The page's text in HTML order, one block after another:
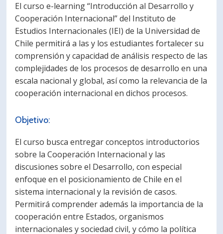
El curso e-learning “Introducción al Desarrollo y
Cooperación Internacional” del Instituto de
Estudios Internacionales (IEI) de la Universidad de
Chile permitirá a las y los estudiantes fortalecer su
comprensión y capacidad de análisis respecto de las
complejidades de los procesos de desarrollo en una
escala nacional y global, así como la relevancia de la
cooperación internacional en dichos procesos.
Objetivo:
El curso busca entregar conceptos introductorios
sobre la Cooperación Internacional y las
discusiones sobre el Desarrollo, con especial
enfoque en el posicionamiento de Chile en el
sistema internacional y la revisión de casos.
Permitirá comprender además la importancia de la
cooperación entre Estados, organismos
internacionales y sociedad civil, y cómo la política